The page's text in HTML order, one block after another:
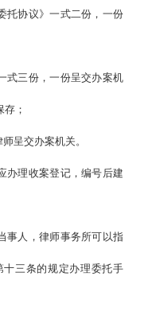
托协议》一式二份，一份
式三份，一份呈交办案机
；
呈交办案机关。
办理收案登记，编号后建
事人，律师事务所可以指
三条的规定办理委托手